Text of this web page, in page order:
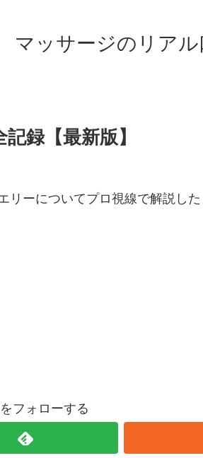
マッサージのリア
録【最新版】
リーについてプロ視線で解説し
フォローする